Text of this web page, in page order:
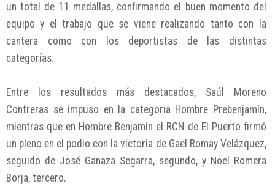
un total de 11 medallas, confirmando el buen momento del
equipo y el trabajo que se viene realizando tanto con la
cantera como con los deportistas de las distintas
categorías.
Entre los resultados más destacados, Saúl Moreno
Contreras se impuso en la categoría Hombre Prebenjamín,
mientras que en Hombre Benjamín el RCN de El Puerto firmó
un pleno en el podio con la victoria de Gael Romay Velázquez,
seguido de José Ganaza Segarra, segundo, y Noel Romera
Borja, tercero.